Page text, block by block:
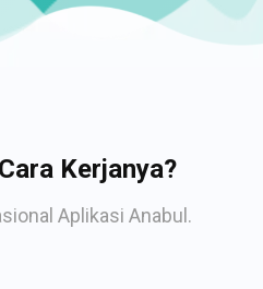
Kerjanya?
Aplikasi Anabul.